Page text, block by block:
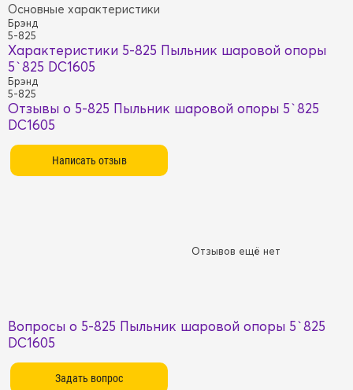
Основные характеристики
Брэнд
5-825
Характеристики 5-825 Пыльник шаровой опоры
5`825 DC1605
Брэнд
5-825
Отзывы о 5-825 Пыльник шаровой опоры 5`825
DC1605
Отзывов ещё нет
Вопросы о 5-825 Пыльник шаровой опоры 5`825
DC1605